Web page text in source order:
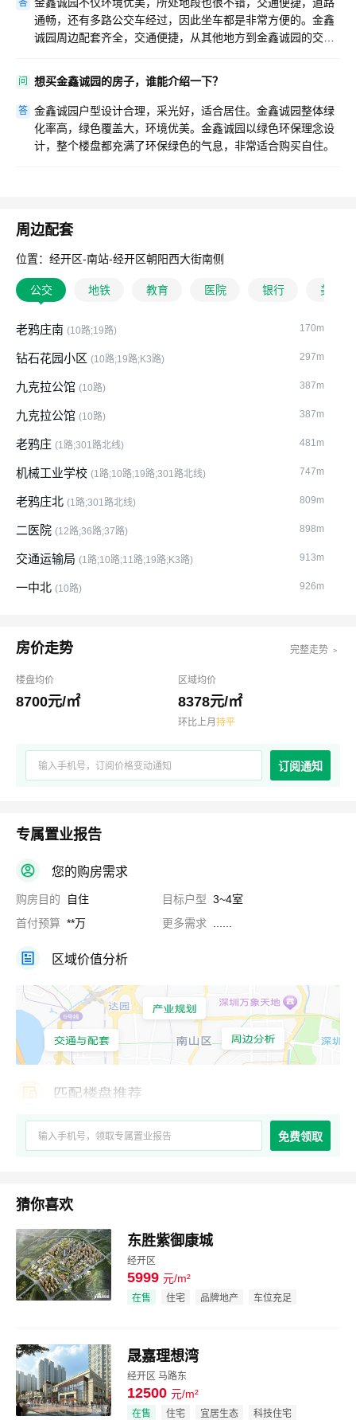
答
通畅，还有多路公交车经过，因此坐车都是非常方便的。金鑫
诚园周边配套齐全，交通便捷，从其他地方到金鑫诚园的交通
问 想买金鑫诚园的房子，谁能介绍一下？
答 金鑫诚园户型设计合理，采光好，适合居住。金鑫诚园整体绿
化率高，绿色覆盖大，环境优美。金鑫诚园以绿色环保理念设
计，整个楼盘都充满了环保绿色的气息，非常适合购买自住。
周边配套
位置：经开区-南站-经开区朝阳西大街南侧
公交 地铁 教育 医院 银行 美食
老鸦庄南 (10路;19路) 170m
钻石花园小区 (10路;19路;K3路) 297m
九克拉公馆 (10路) 387m
九克拉公馆 (10路) 387m
老鸦庄 (1路;301路北线) 481m
机械工业学校 (1路;10路;19路;301路北线) 747m
老鸦庄北 (1路;301路北线) 809m
二医院 (12路;36路;37路) 898m
交通运输局 (1路;10路;11路;19路;K3路) 913m
一中北 (10路) 926m
房价走势 完整走势 ﹥
楼盘均价
8700元/㎡
区域均价
8378元/㎡
环比上月 持平
订阅通知
专属置业报告
您的购房需求
购房目的 自住 目标户型 3~4室
首付预算 **万 更多需求
区域价值分析
免费领取
猜你喜欢
效果图
东胜紫御康城
经开区
5999 元/m²
在售 住宅 品牌地产 车位充足
效果图
晟嘉理想湾
经开区 马路东
12500 元/m²
在售 住宅 宜居生态 科技住宅